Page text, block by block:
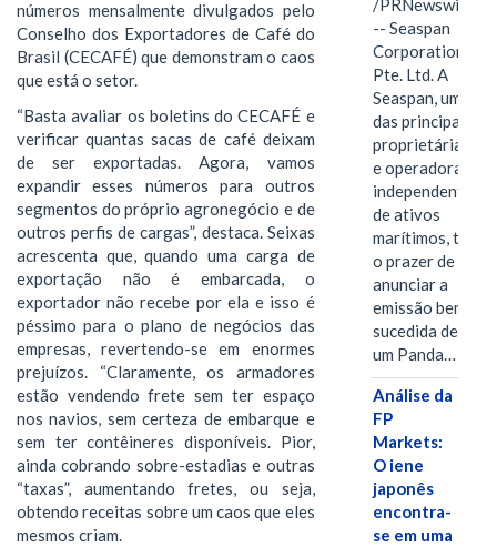
números mensalmente divulgados pelo
Conselho dos Exportadores de Café do
Brasil (CECAFÉ) que demonstram o caos
que está o setor.
“Basta avaliar os boletins do CECAFÉ e
verificar quantas sacas de café deixam
de ser exportadas. Agora, vamos
expandir esses números para outros
segmentos do próprio agronegócio e de
outros perfis de cargas”, destaca. Seixas
acrescenta que, quando uma carga de
exportação não é embarcada, o
exportador não recebe por ela e isso é
péssimo para o plano de negócios das
empresas, revertendo-se em enormes
prejuízos. “Claramente, os armadores
estão vendendo frete sem ter espaço
nos navios, sem certeza de embarque e
sem ter contêineres disponíveis. Pior,
ainda cobrando sobre-estadias e outras
“taxas”, aumentando fretes, ou seja,
obtendo receitas sobre um caos que eles
mesmos criam.
/PRNewswire/
-- Seaspan
Corporation
Pte. Ltd. A
Seaspan, uma
das principais
proprietárias
e operadoras
independentes
de ativos
marítimos, tem
o prazer de
anunciar a
emissão bem-
sucedida de
um Panda…
Análise da
FP
Markets:
O iene
japonês
encontra-
se em uma